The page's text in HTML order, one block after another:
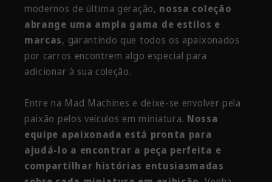
modernos de última geração, nossa coleção
abrange uma ampla gama de estilos e
marcas, garantindo que todos os apaixonados
por carros encontrem algo especial para
adicionar à sua coleção.
Entre na Mad Machines e deixe-se envolver pela
paixão pelos veículos em miniatura. Nossa
equipe apaixonada está pronta para
ajudá-lo a encontrar a peça perfeita e
compartilhar histórias entusiasmadas